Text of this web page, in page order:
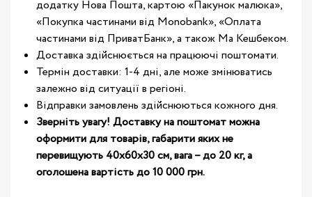
додатку Нова Пошта, картою «Пакунок малюка»,
«Покупка частинами від Monobank», «Оплата
частинами від ПриватБанк», а також Ма Кешбеком.
Доставка здійснюється на працюючі поштомати.
Термін доставки: 1-4 дні, але може змінюватись
залежно від ситуації в регіоні.
Відправки замовлень здійснюються кожного дня.
Зверніть увагу! Доставку на поштомат можна
оформити для товарів, габарити яких не
перевищують 40х60х30 см, вага – до 20 кг, а
оголошена вартість до 10 000 грн.